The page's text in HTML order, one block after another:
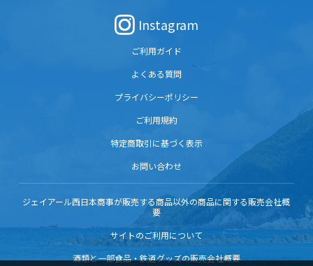
Instagram
ご利用ガイド
よくある質問
プライバシーポリシー
ご利用規約
特定商取引に基づく表示
お問い合わせ
ジェイアール西日本商事が販売する商品以外の商品に関する販売会社概
要
サイトのご利用について
酒類と一部食品・鉄道グッズの販売会社概要